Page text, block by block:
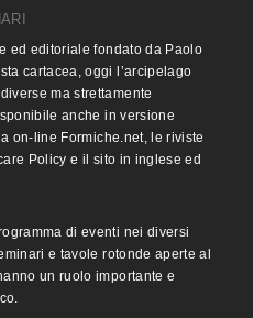
ed editoriale fondato da Paolo
cartacea, oggi l’arcipelago
ma strettamente
anche in versione
on-line Formiche.net, le riviste
Policy e il sito in inglese ed
di eventi nei diversi
e tavole rotonde aperte al
un ruolo importante e